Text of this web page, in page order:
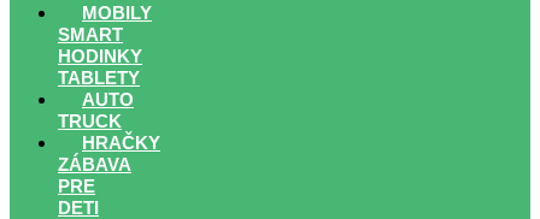
MOBILY
SMART
HODINKY
TABLETY
AUTO
TRUCK
HRAČKY
ZÁBAVA
PRE
DETI